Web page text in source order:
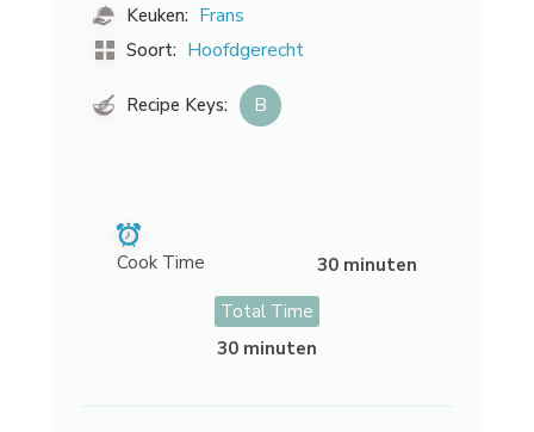
Keuken: Frans
Soort: Hoofdgerecht
Recipe Keys: B
Cook Time
30 minuten
Total Time
30 minuten